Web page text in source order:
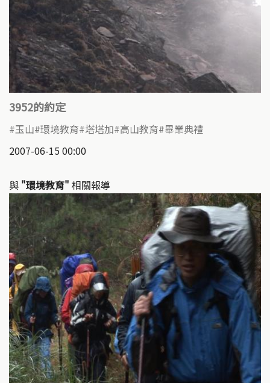
3952的約定
玉山 環境教育 塔塔加 高山教育 畢業典禮
2007-06-15 00:00
與 "環境教育" 相關報導